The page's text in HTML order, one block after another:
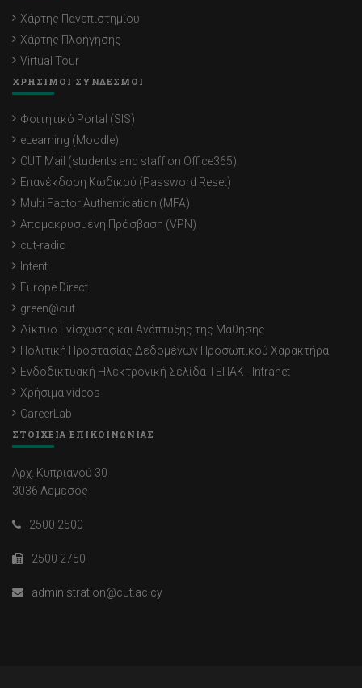
Χάρτης Πανεπιστημίου
Χάρτης Πλοήγησης
Virtual Tour
ΧΡΗΣΙΜΟΙ ΣΥΝΔΕΣΜΟΙ
Φοιτητικό Portal (SIS)
eLearning (Moodle)
CUT Mail (students and staff on Office365)
Επανέκδοση Κωδικού (Password Reset)
Multi Factor Authentication (MFA)
Απομακρυσμένη Πρόσβαση (VPN)
cut-radio
Intent
Europe Direct
green@cut
Δίκτυο Ενίσχυσης και Ανάπτυξης της Μάθησης
Πολιτική Προστασίας Δεδομένων Προσωπικού Χαρακτήρα
Ενδοδικτυακή Ηλεκτρονική Σελίδα ΤΕΠΑΚ - Intranet
Χρήσιμα videos
CareerLab
ΣΤΟΙΧΕΙΑ ΕΠΙΚΟΙΝΩΝΙΑΣ
Αρχ. Κυπριανού 30
3036 Λεμεσός
2500 2500
2500 2750
administration@cut.ac.cy